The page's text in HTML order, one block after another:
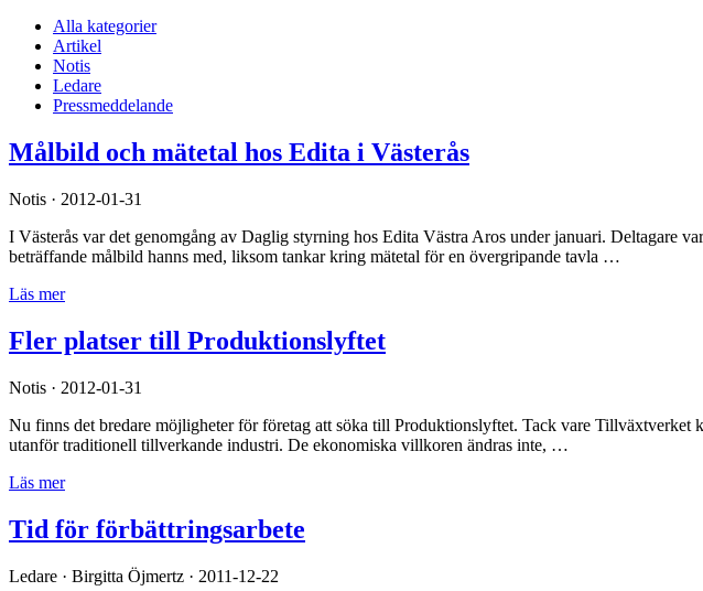
Alla kategorier
Artikel
Notis
Ledare
Pressmeddelande
Målbild och mätetal hos Edita i Västerås
Notis · 2012-01-31
I Västerås var det genomgång av Daglig styrning hos Edita Västra Aros under januari. Deltagare
beträffande målbild hanns med, liksom tankar kring mätetal för en övergripande tavla …
Läs mer
Fler platser till Produktionslyftet
Notis · 2012-01-31
Nu finns det bredare möjligheter för företag att söka till Produktionslyftet. Tack vare
utanför traditionell tillverkande industri. De ekonomiska villkoren ändras inte, …
Läs mer
Tid för förbättringsarbete
Ledare · Birgitta Öjmertz · 2011-12-22